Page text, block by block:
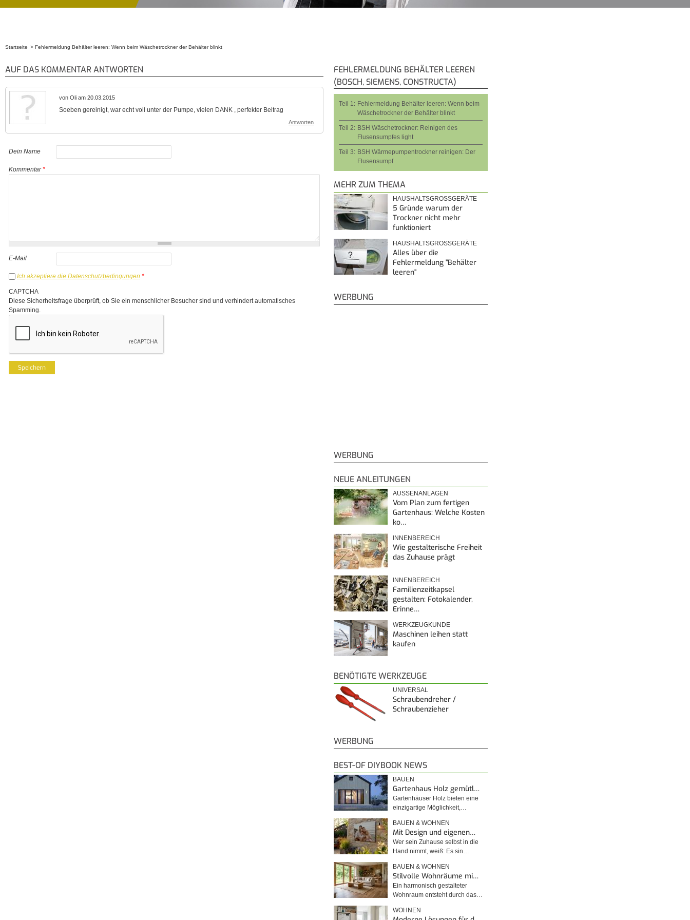
Startseite Fehlermeldung Behälter leeren: Wenn beim Wäschetrockner der Behälter blinkt
AUF DAS KOMMENTAR ANTWORTEN
von Oli am 20.03.2015
Soeben gereinigt, war echt voll unter der Pumpe, vielen DANK , perfekter Beitrag
Antworten
Dein Name
Kommentar*
E-Mail
Ich akzeptiere die Datenschutzbedingungen *
CAPTCHA
Diese Sicherheitsfrage überprüft, ob Sie ein menschlicher Besucher sind und verhindert automatisches
Spamming.
FEHLERMELDUNG BEHÄLTER LEEREN
(BOSCH, SIEMENS, CONSTRUCTA)
Teil 1: Fehlermeldung Behälter leeren: Wenn beim
Wäschetrockner der Behälter blinkt
Teil 2: BSH Wäschetrockner: Reinigen des
Flusensumpfes light
Teil 3: BSH Wärmepumpentrockner reinigen: Der
Flusensumpf
MEHR ZUM THEMA
HAUSHALTSGROSSGERÄTE
5 Gründe warum der
Trockner nicht mehr
funktioniert
HAUSHALTSGROSSGERÄTE
Alles über die
Fehlermeldung "Behälter
leeren"
WERBUNG
WERBUNG
NEUE ANLEITUNGEN
AUSSENANLAGEN
Vom Plan zum fertigen
Gartenhaus: Welche Kosten
ko…
INNENBEREICH
Wie gestalterische Freiheit
das Zuhause prägt
INNENBEREICH
Familienzeitkapsel
gestalten: Fotokalender,
Erinne…
WERKZEUGKUNDE
Maschinen leihen statt
kaufen
BENÖTIGTE WERKZEUGE
UNIVERSAL
Schraubendreher /
Schraubenzieher
WERBUNG
BEST-OF DIYBOOK NEWS
BAUEN
Gartenhaus Holz gemütl…
Gartenhäuser Holz bieten eine
einzigartige Möglichkeit,…
BAUEN & WOHNEN
Mit Design und eigenen…
Wer sein Zuhause selbst in die
Hand nimmt, weiß: Es sin…
BAUEN & WOHNEN
Stilvolle Wohnräume mi…
Ein harmonisch gestalteter
Wohnraum entsteht durch das…
WOHNEN